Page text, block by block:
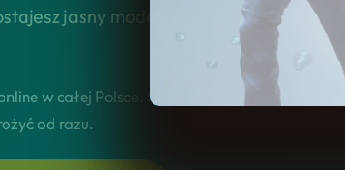
jasny model współpracy, realne
w całej Polsce. Skupiamy się na tym,
od razu.